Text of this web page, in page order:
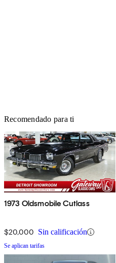
Recomendado para ti
1973 Oldsmobile Cutlass
$20,000 Sin calificación
Se aplican tarifas